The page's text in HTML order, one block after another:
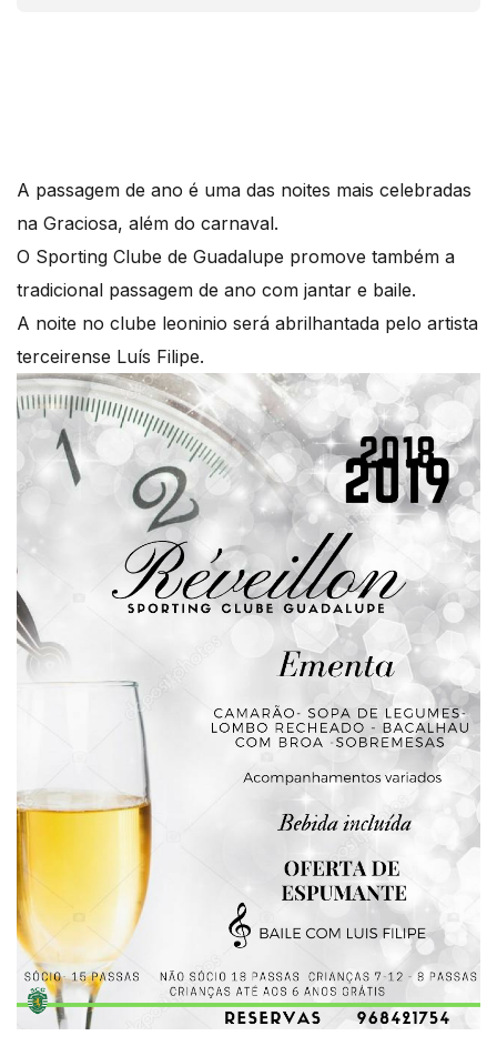
A passagem de ano é uma das noites mais celebradas
na Graciosa, além do carnaval.
O Sporting Clube de Guadalupe promove também a
tradicional passagem de ano com jantar e baile.
A noite no clube leoninio será abrilhantada pelo artista
terceirense Luís Filipe.